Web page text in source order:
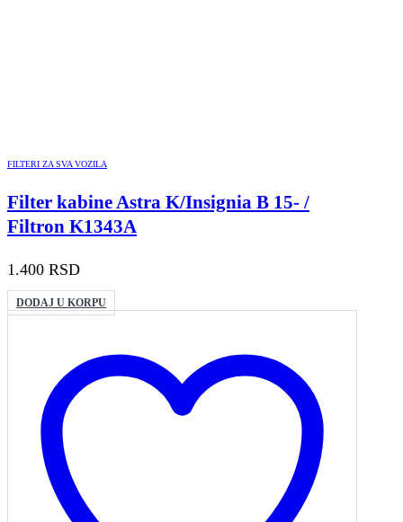
FILTERI ZA SVA VOZILA
Filter kabine Astra K/Insignia B 15- /
Filtron K1343A
1.400 RSD
DODAJ U KORPU